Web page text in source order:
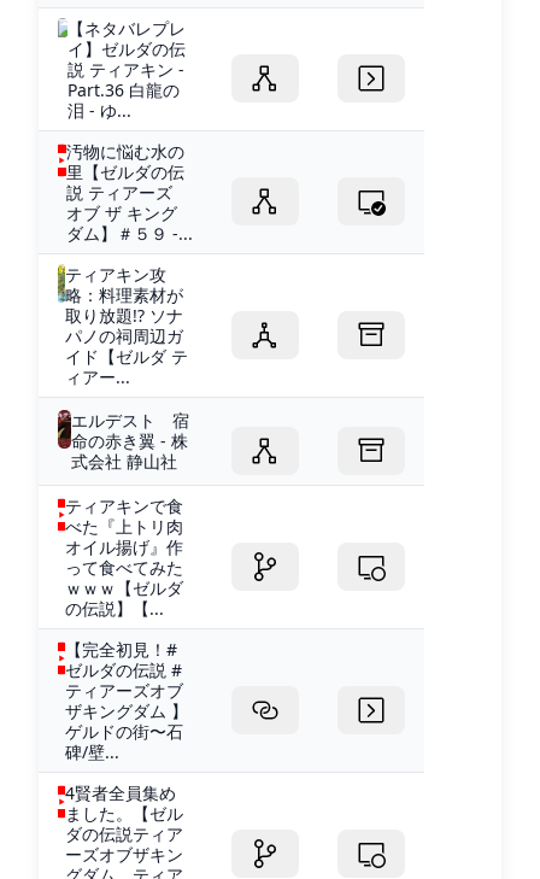
【ネタバレプレ
イ】ゼルダの伝
説 ティアキン -
Part.36 白龍の
泪 - ゆ...
汚物に悩む水の
里【ゼルダの伝
説 ティアーズ
オブ ザ キング
ダム】＃５９ -...
ティアキン攻
略：料理素材が
取り放題!? ソナ
パノの祠周辺ガ
イド【ゼルダ テ
ィアー...
エルデスト 宿
命の赤き翼 - 株
式会社 静山社
ティアキンで食
べた『上トリ肉
オイル揚げ』作
って食べてみた
ｗｗｗ【ゼルダ
の伝説】【...
【完全初見！#
ゼルダの伝説 #
ティアーズオブ
ザキングダム 】
ゲルドの街〜石
碑/壁...
4賢者全員集め
ました。【ゼル
ダの伝説ティア
ーズオブザキン